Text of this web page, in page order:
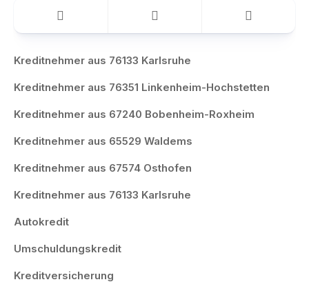
Kreditnehmer aus 76133 Karlsruhe
Kreditnehmer aus 76351 Linkenheim-Hochstetten
Kreditnehmer aus 67240 Bobenheim-Roxheim
Kreditnehmer aus 65529 Waldems
Kreditnehmer aus 67574 Osthofen
Kreditnehmer aus 76133 Karlsruhe
Autokredit
Umschuldungskredit
Kreditversicherung